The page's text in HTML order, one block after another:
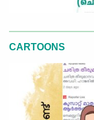
CARTOONS